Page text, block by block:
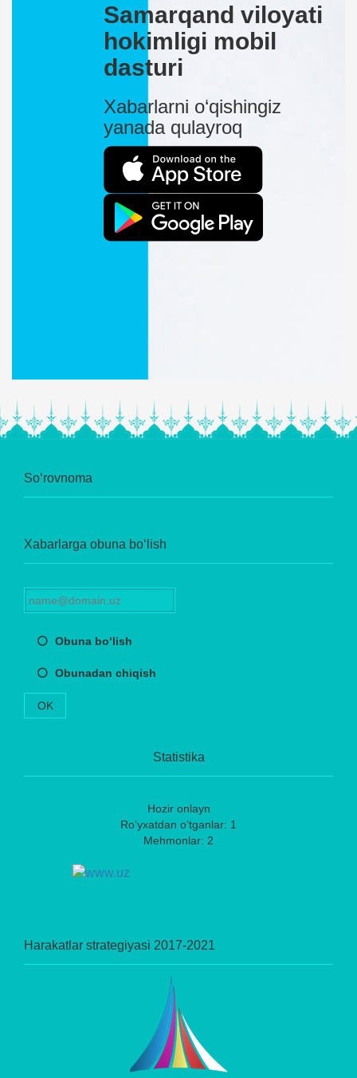
Samarqand viloyati
hokimligi mobil
dasturi
Xabarlarni o‘qishingiz
yanada qulayroq
So‘rovnoma
Xabarlarga obuna bo‘lish
Obuna bo‘lish
Obunadan chiqish
OK
Statistika
Hozir onlayn
Ro‘yxatdan o‘tganlar: 1
Mehmonlar: 2
Harakatlar strategiyasi 2017-2021